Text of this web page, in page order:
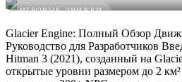
ИГРОВЫЕ ДВИЖКИ
Glacier Engine: Полный Обзор
Руководство для Разработчиков
Hitman 3 (2021), созданный на
открытые уровни размером до 2